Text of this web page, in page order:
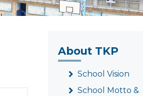
About TKP
School Vision
School Motto &